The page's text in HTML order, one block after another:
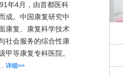
年4月，由首都医科
成。中国康复研究中
康复、康复科学技术
社会服务的综合性康
甲等康复专科医院。
详细>>